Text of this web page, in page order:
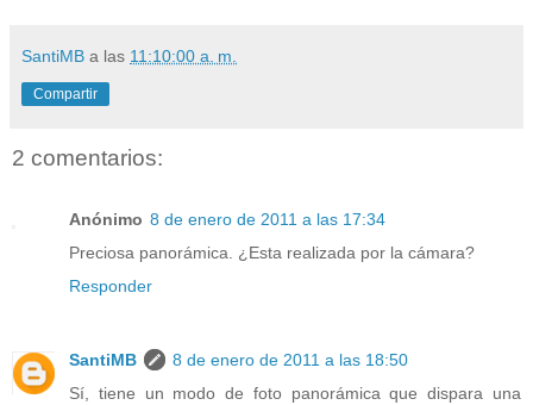
SantiMB a las 11:10:00 a. m.
Compartir
2 comentarios:
Anónimo 8 de enero de 2011 a las 17:34
Preciosa panorámica. ¿Esta realizada por la cámara?
Responder
SantiMB
8 de enero de 2011 a las 18:50
Sí, tiene un modo de foto panorámica que dispara una